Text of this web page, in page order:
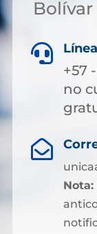
Bolívar

+57
no

Nota: